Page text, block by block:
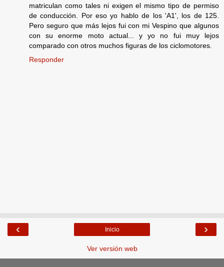
matriculan como tales ni exigen el mismo tipo de permiso
de conducción. Por eso yo hablo de los 'A1', los de 125.
Pero seguro que más lejos fui con mi Vespino que algunos
con su enorme moto actual... y yo no fui muy lejos
comparado con otros muchos figuras de los ciclomotores.
Responder
‹ ›
Inicio
Ver versión web